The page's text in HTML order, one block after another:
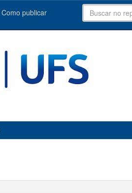
Como publicar